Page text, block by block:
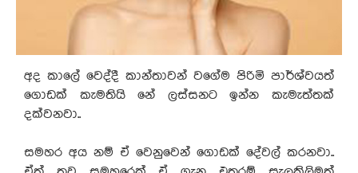
අද කාලේ වෙද්දී කාන්තාවන් වගේම පිරිමි පාර්ශ්වයත්
ගොඩක් කැමතියි නේ ලස්සනට ඉන්න කැමැත්තක්
දක්වනවා..
සමහර අය නම් ඒ වෙනුවෙන් ගොඩක් දේවල් කරනවා..